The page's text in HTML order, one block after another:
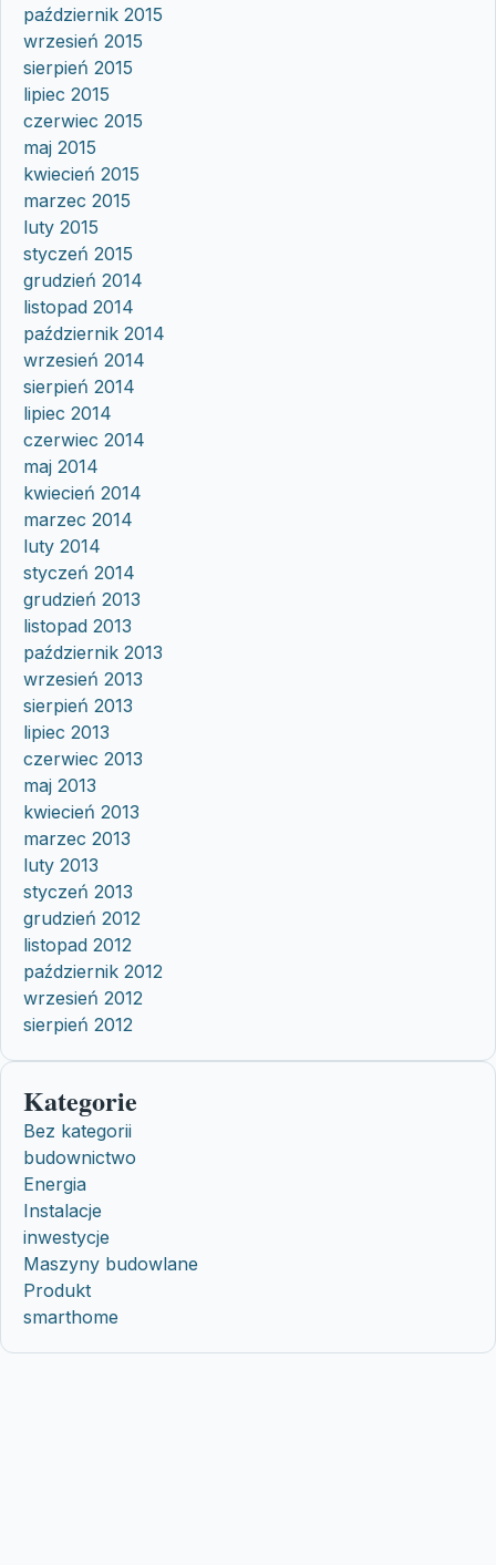
październik 2015
wrzesień 2015
sierpień 2015
lipiec 2015
czerwiec 2015
maj 2015
kwiecień 2015
marzec 2015
luty 2015
styczeń 2015
grudzień 2014
listopad 2014
październik 2014
wrzesień 2014
sierpień 2014
lipiec 2014
czerwiec 2014
maj 2014
kwiecień 2014
marzec 2014
luty 2014
styczeń 2014
grudzień 2013
listopad 2013
październik 2013
wrzesień 2013
sierpień 2013
lipiec 2013
czerwiec 2013
maj 2013
kwiecień 2013
marzec 2013
luty 2013
styczeń 2013
grudzień 2012
listopad 2012
październik 2012
wrzesień 2012
sierpień 2012
Kategorie
Bez kategorii
budownictwo
Energia
Instalacje
inwestycje
Maszyny budowlane
Produkt
smarthome